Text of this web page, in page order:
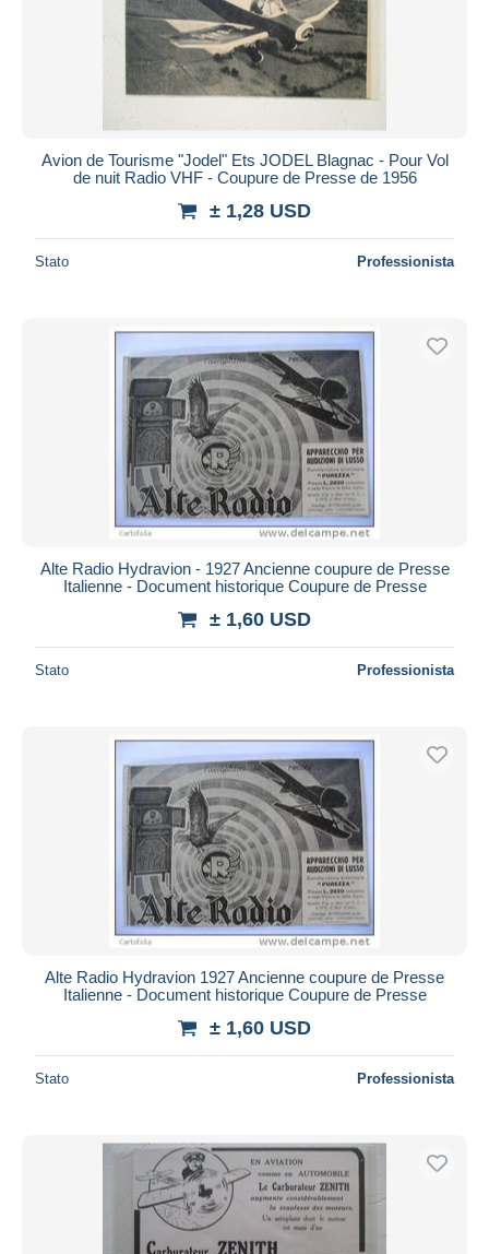
Avion de Tourisme "Jodel" Ets JODEL Blagnac - Pour Vol
de nuit Radio VHF - Coupure de Presse de 1956
± 1,28 USD
Stato Professionista
Alte Radio Hydravion - 1927 Ancienne coupure de Presse
Italienne - Document historique Coupure de Presse
± 1,60 USD
Stato Professionista
Alte Radio Hydravion 1927 Ancienne coupure de Presse
Italienne - Document historique Coupure de Presse
± 1,60 USD
Stato Professionista